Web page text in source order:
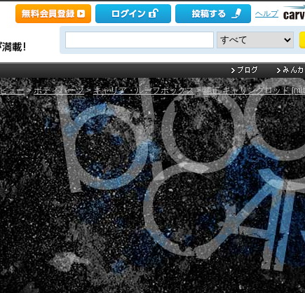
ヘルプ
ュー>ボディパーツ>キャリア・ルーフボックス>純正 キャリングロッド